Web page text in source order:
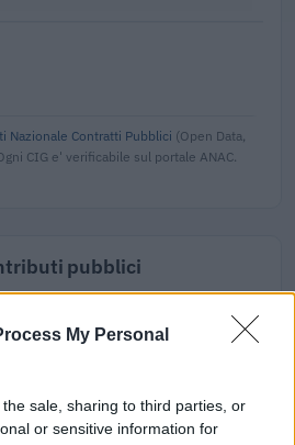
My Personal
sale, sharing to third parties, or
or sensitive information for
Nazionale Contratti Pubblici (Open Data,
CIG e' verificabile sul portale ANAC.
pubblici
totale di 731.705 euro (2020–
dei contributi previdenziali